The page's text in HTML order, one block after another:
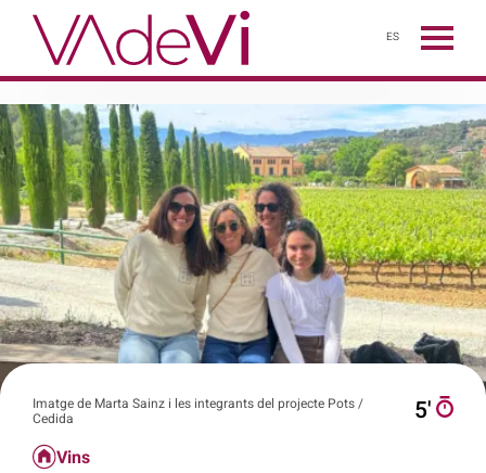
ES
Imatge de Marta Sainz i les integrants del projecte Pots /
Cedida
5′
Vins